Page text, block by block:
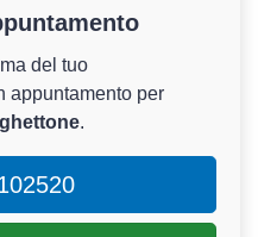
del tuo
appuntamento per
.